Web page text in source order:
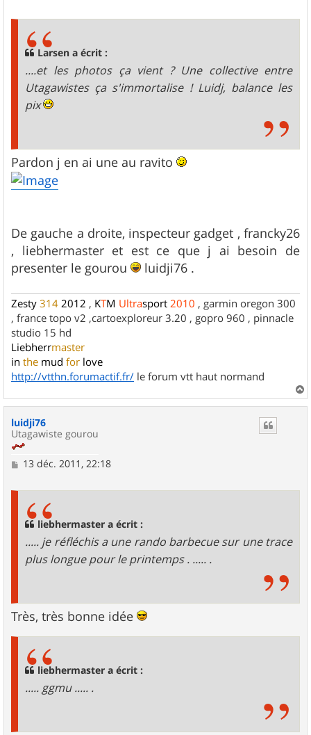
Larsen a écrit :
....et les photos ça vient ? Une collective entre
Utagawistes ça s'immortalise ! Luidj, balance les
pix
Pardon j en ai une au ravito
De gauche a droite, inspecteur gadget , francky26
, liebhermaster et est ce que j ai besoin de
presenter le gourou
luidji76 .
Zesty 314 2012 , KTM Ultrasport 2010 , garmin oregon 300
, france topo v2 ,cartoexploreur 3.20 , gopro 960 , pinnacle
studio 15 hd
Liebherrmaster
in the mud for love
http://vtthn.forumactif.fr/ le forum vtt haut normand
a
luidji76
Utagawiste gourou
M13 déc. 2011, 22:18
liebhermaster a écrit :
..... je réfléchis a une rando barbecue sur une trace
plus longue pour le printemps . ..... .
Très, très bonne idée
liebhermaster a écrit :
..... ggmu ..... .